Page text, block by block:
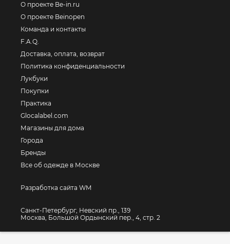
О проекте Be-in.ru
О проекте Beinopen
Команда и контакты
F.A.Q.
Доставка, оплата, возврат
Политика конфиденциальности
Лукбуки
Покупки
Практика
Glocalabel.com
Магазины для дома
Города
Бренды
Все об одежде в Москве
Разработка сайта WM
Санкт-Петербург, Невский пр., 139
Москва, Большой Ордынский пер., 4, стр. 2